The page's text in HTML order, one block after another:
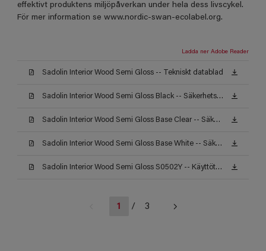
effektivt produktens miljöpåverkan under hela dess livscykel.
För mer information se www.nordic-swan-ecolabel.org.
Ladda ner Adobe Reader
Sadolin Interior Wood Semi Gloss -- Tekniskt datablad
Sadolin Interior Wood Semi Gloss Black -- Säkerhetsdatablad
Sadolin Interior Wood Semi Gloss Base Clear -- Säkerhetsdatablad
Sadolin Interior Wood Semi Gloss Base White -- Säkerhetsdatablad
Sadolin Interior Wood Semi Gloss S0502Y -- Käyttöturvallisuustiedote
1 / 3